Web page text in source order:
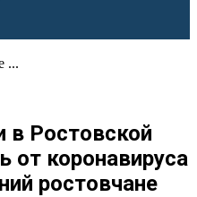
...
в Ростовской
от коронавируса
ростовчане